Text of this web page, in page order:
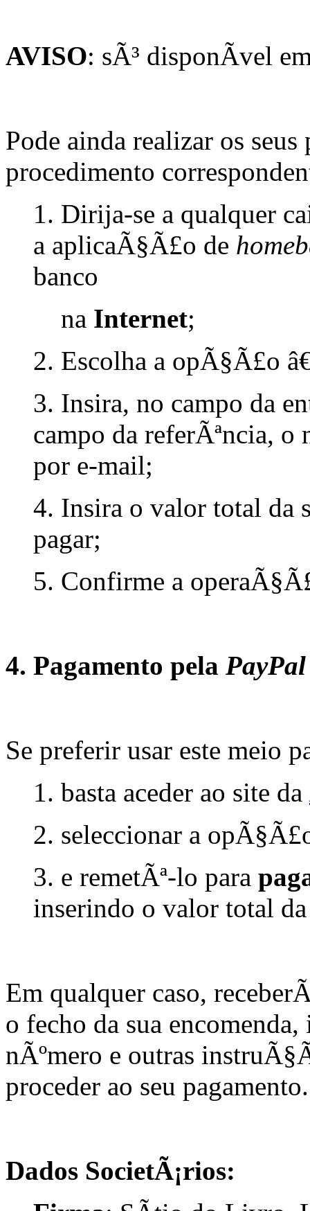
AVISO: sÃ³ disponÃ­vel
Pode ainda realizar os
procedimento
1. Dirija-se a qualquer
a aplicaÃ§Ã£o de
banco
na Internet;
2. Escolha a opÃ§Ã£o
3. Insira, no campo da
campo da referÃªncia, o
por e-mail;
4. Insira o valor total da
pagar;
5. Confirme a
4. Pagamento pela PayPa
Se preferir usar este meio
1. basta aceder ao site da
2. seleccionar a
3. e remetÃª-lo para
inserindo o valor total da
Em qualquer caso,
o fecho da sua
nÃºmero e outras
proceder ao seu pagamento.
Dados SocietÃ¡rios: